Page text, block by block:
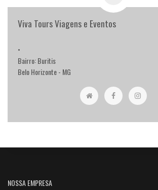
Viva Tours Viagens e Eventos
•
Bairro: Buritis
Belo Horizonte - MG
NOSSA EMPRESA